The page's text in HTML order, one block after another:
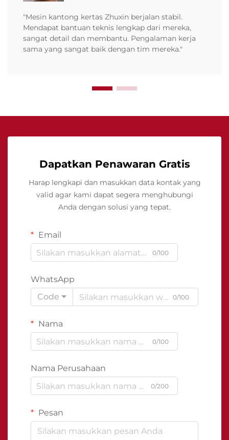
"Mesin kantong kertas Zhuxin berjalan stabil.
Mendapat bantuan teknis lengkap dari mereka,
sangat detail dan membantu. Pengalaman kerja
sama yang sangat baik dengan tim mereka."
Dapatkan Penawaran Gratis
Harap lengkapi dan masukkan data kontak yang
valid agar kami dapat segera menghubungi
Anda dengan solusi yang tepat.
Email
0/100
WhatsApp
Code
0/100
Nama
0/100
Nama Perusahaan
0/200
Pesan